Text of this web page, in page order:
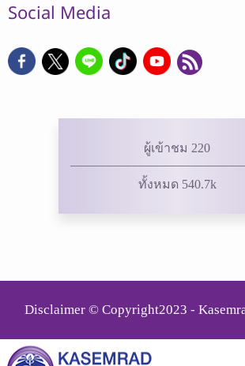
Social Media
ผู้เข้าชม 220
ทั้งหมด 540.7k
Disclaimer © Copyright2023 -